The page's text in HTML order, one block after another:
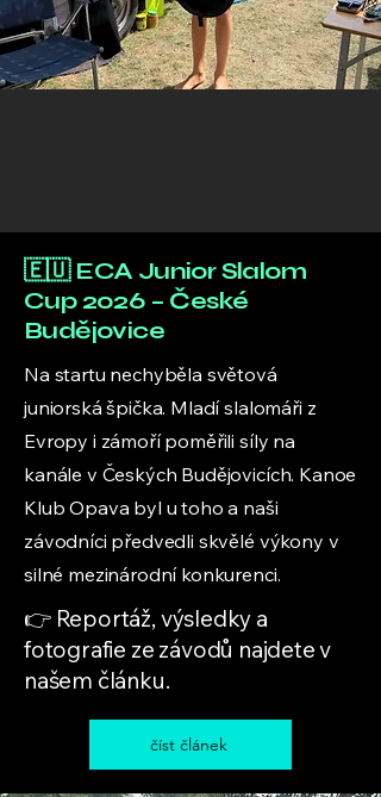
🇪🇺 ECA Junior Slalom
Cup 2026 – České
Budějovice
Na startu nechyběla světová
juniorská špička. Mladí slalomáři z
Evropy i zámoří poměřili síly na
kanále v Českých Budějovicích. Kanoe
Klub Opava byl u toho a naši
závodníci předvedli skvělé výkony v
silné mezinárodní konkurenci.
👉 Reportáž, výsledky a
fotografie ze závodů najdete v
našem článku.
číst článek